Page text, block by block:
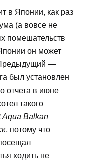
в Японии, как раз
(а вовсе не
помешательств
он может
Предыдущий —
был установлен
отчета в июне
такого
Aqua Balkan
, потому что
ходить не